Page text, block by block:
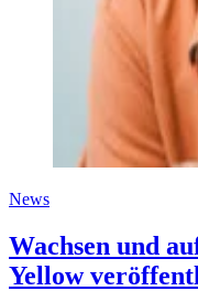
News
Wachsen und
Yellow